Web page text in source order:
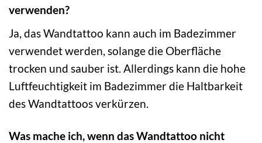
verwenden?
Ja, das Wandtattoo kann auch im Badezimmer
verwendet werden, solange die Oberfläche
trocken und sauber ist. Allerdings kann die hohe
Luftfeuchtigkeit im Badezimmer die Haltbarkeit
des Wandtattoos verkürzen.
Was mache ich, wenn das Wandtattoo nicht